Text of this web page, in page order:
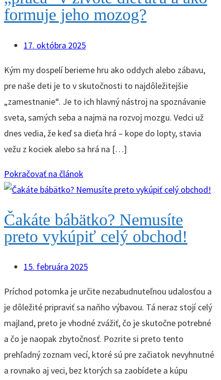
formuje jeho mozog?
17. októbra 2025
Kým my dospelí berieme hru ako oddych alebo zábavu,
pre naše deti je to v skutočnosti to najdôležitejšie
„zamestnanie“. Je to ich hlavný nástroj na spoznávanie
sveta, samých seba a najmä na rozvoj mozgu. Vedci už
dnes vedia, že keď sa dieťa hrá – kope do lopty, stavia
vežu z kociek alebo sa hrá na […]
Pokračovať na článok
Čakáte bábätko? Nemusíte
preto vykúpiť celý obchod!
15. februára 2025
Príchod potomka je určite nezabudnuteľnou udalosťou a
je dôležité pripraviť sa naňho výbavou. Tá neraz stojí celý
majland, preto je vhodné zvážiť, čo je skutočne potrebné
a čo je naopak zbytočnosť. Pozrite si preto tento
prehľadný zoznam vecí, ktoré sú pre začiatok nevyhnutné
a rovnako aj veci, bez ktorých sa zaobídete a kúpu